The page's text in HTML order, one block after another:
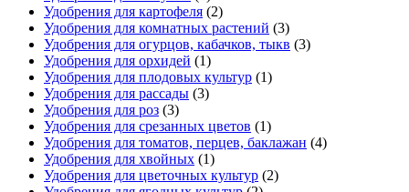
Удобрения для картофеля (2)
Удобрения для комнатных растений (3)
Удобрения для огурцов, кабачков, тыкв (3)
Удобрения для орхидей (1)
Удобрения для плодовых культур (1)
Удобрения для рассады (3)
Удобрения для роз (3)
Удобрения для срезанных цветов (1)
Удобрения для томатов, перцев, баклажан (4)
Удобрения для хвойных (1)
Удобрения для цветочных культур (2)